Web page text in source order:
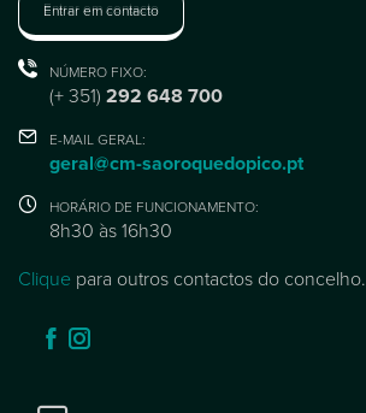
Entrar em contacto
NÚMERO FIXO:
(+ 351) 292 648 700
E-MAIL GERAL:
geral@cm-saoroquedopico.pt
HORÁRIO DE FUNCIONAMENTO:
8h30 às 16h30
Clique para outros contactos do concelho.